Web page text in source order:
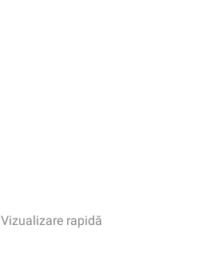
Vizualizare rapidă